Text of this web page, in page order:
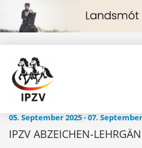
05. September 2025 - 07.
IPZV ABZEICHEN-